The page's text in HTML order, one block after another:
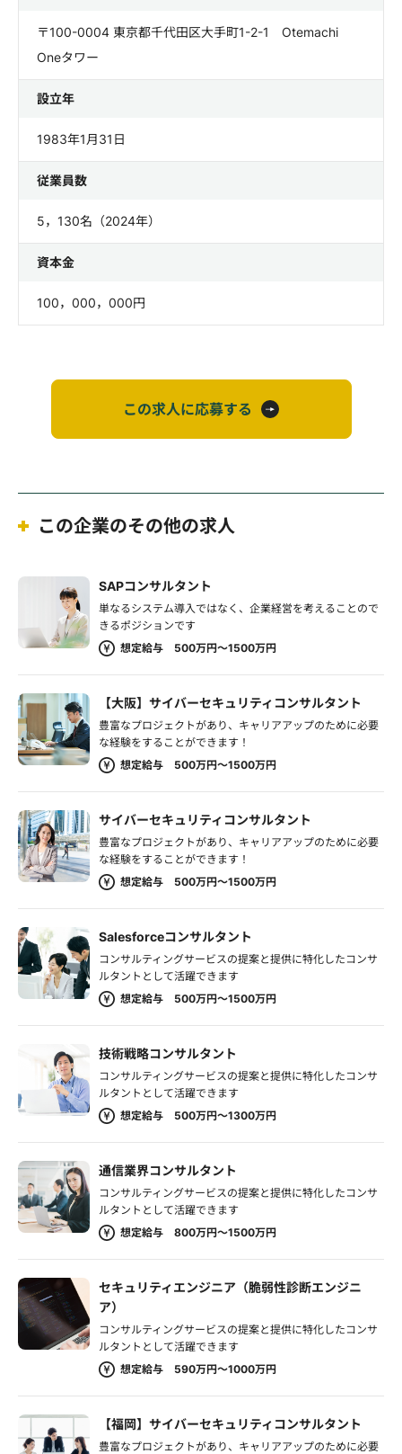
〒100-0004 東京都千代田区大手町1-2-1 Otemachi
Oneタワー
設立年
1983年1月31日
従業員数
5，130名（2024年）
資本金
100，000，000円
この求人に応募する
この企業のその他の求人
SAPコンサルタント
単なるシステム導入ではなく、企業経営を考えることので
きるポジションです
想定給与 500万円～1500万円
【大阪】サイバーセキュリティコンサルタント
豊富なプロジェクトがあり、キャリアアップのために必要
な経験をすることができます！
想定給与 500万円～1500万円
サイバーセキュリティコンサルタント
豊富なプロジェクトがあり、キャリアアップのために必要
な経験をすることができます！
想定給与 500万円～1500万円
Salesforceコンサルタント
コンサルティングサービスの提案と提供に特化したコンサ
ルタントとして活躍できます
想定給与 500万円～1500万円
技術戦略コンサルタント
コンサルティングサービスの提案と提供に特化したコンサ
ルタントとして活躍できます
想定給与 500万円～1300万円
通信業界コンサルタント
コンサルティングサービスの提案と提供に特化したコンサ
ルタントとして活躍できます
想定給与 800万円～1500万円
セキュリティエンジニア（脆弱性診断エンジニ
ア）
コンサルティングサービスの提案と提供に特化したコンサ
ルタントとして活躍できます
想定給与 590万円～1000万円
【福岡】サイバーセキュリティコンサルタント
豊富なプロジェクトがあり、キャリアアップのために必要